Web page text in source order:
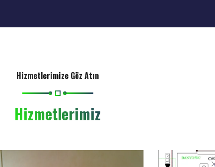
Hizmetlerimize Göz Atın
Hizmetlerimiz